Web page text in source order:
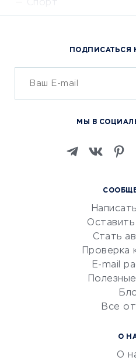
Спорт
Сервисы доставки
ОБУЧЕНИЕ И РАБОТА
Изучение иностранных
Маркетинг и продажи
Репетиторство
Красота и здоровье
Сервисы по поиску
Сетевой маркетинг
УСЛУГИ ДЛЯ БИЗНЕСА
Стать
Проверка
E-mail
Все
О
О
ПОДПИСАТЬСЯ
МЫ В